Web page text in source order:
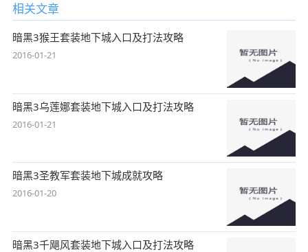
相关文章
暗黑3猴王套装地下城入口及打法攻略
2016-01-21
暗黑3乌莲娜套装地下城入口及打法攻略
2016-01-21
暗黑3圣教军套装地下城成就攻略
2016-01-20
暗黑3千飓风套装地下城入口及打法攻略